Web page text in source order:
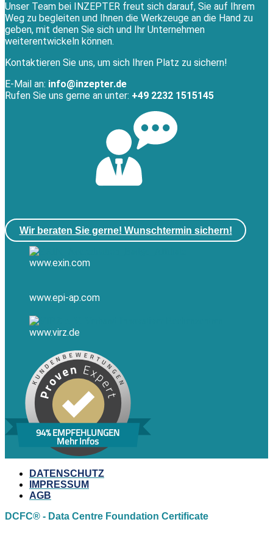
Unser Team bei INZEPTER freut sich darauf, Sie auf Ihrem
Weg zu begleiten und Ihnen die Werkzeuge an die Hand zu
geben, mit denen Sie sich und Ihr Unternehmen
weiterentwickeln können.
Kontaktieren Sie uns, um sich Ihren Platz zu sichern!
E-Mail an: info@inzepter.de
Rufen Sie uns gerne an unter: +49 2232 1515145
Wir beraten Sie gerne! Wunschtermin sichern!
www.exin.com
www.epi-ap.com
www.virz.de
94% EMPFEHLUNGEN
Mehr Infos
DATENSCHUTZ
IMPRESSUM
AGB
DCFC® - Data Centre Foundation Certificate